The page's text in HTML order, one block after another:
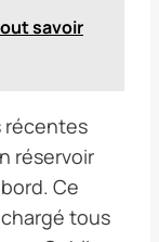
savoir
récentes
réservoir
Ce
tous